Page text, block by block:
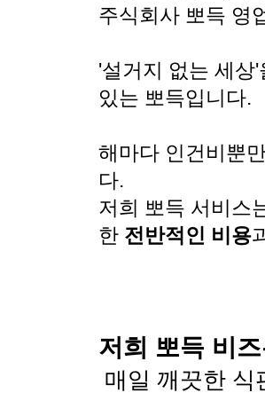
주식회사 뽀득 영
'설거지 없는 세상
있는 뽀득입니다.
해마다 인건비뿐
다.
저희 뽀득 서비스
한 전반적인 비용
저희 뽀득 비
매일 깨끗한 식